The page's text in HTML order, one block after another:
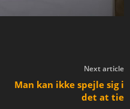
Next article
Man kan ikke spejle sig i
det at tie